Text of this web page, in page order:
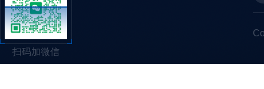
扫码加微信